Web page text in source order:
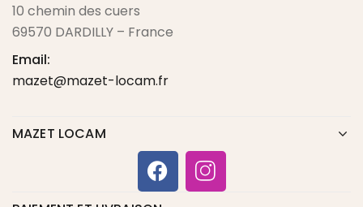
10 chemin des cuers
69570 DARDILLY – France
Email:
mazet@mazet-locam.fr
MAZET LOCAM